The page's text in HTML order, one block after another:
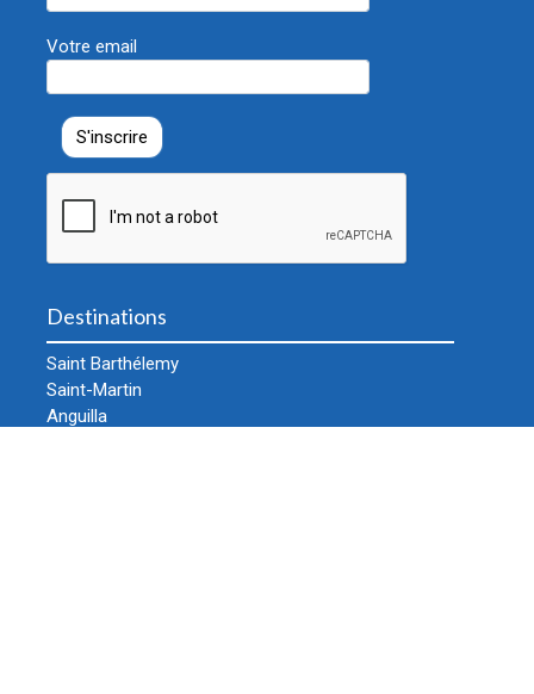
Votre email
Destinations
Saint Barthélemy
Saint-Martin
Anguilla